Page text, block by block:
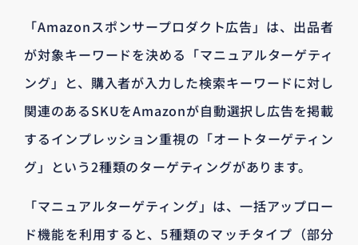
「Amazonスポンサープロダクト広告」は、出品者
が対象キーワードを決める「マニュアルターゲティ
ング」と、購入者が入力した検索キーワードに対し
関連のあるSKUをAmazonが自動選択し広告を掲載
するインプレッション重視の「オートターゲティン
グ」という2種類のターゲティングがあります。
「マニュアルターゲティング」は、一括アップロー
ド機能を利用すると、5種類のマッチタイプ（部分